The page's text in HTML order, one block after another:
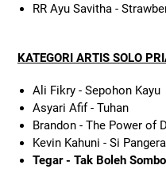
RR Ayu Savitha -
KATEGORI ARTIS SOLO
Ali Fikry - Sepohon Kayu
Asyari Afif - Tuhan
Brandon - The Power of
Kevin Kahuni - Si
Tegar - Tak Boleh